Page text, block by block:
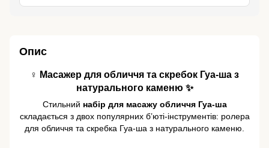
Опис
♀️ Масажер для обличчя та скребок Гуа-ша з
натурального каменю ✨
Стильний набір для масажу обличчя Гуа-ша
складається з двох популярних б’юті-інструментів: ролера
для обличчя та скребка Гуа-ша з натурального каменю.